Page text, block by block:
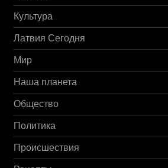
Культура
Латвия Сегодня
Мир
Наша планета
Общество
Политика
Происшествия